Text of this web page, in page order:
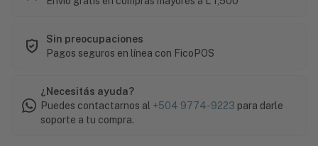
Sin preocupaciones
Pagos seguros en línea con FicoPOS
¿Necesitás ayuda?
Puedes contactarnos al +504 9774-9223 para darle
soporte a tu compra.